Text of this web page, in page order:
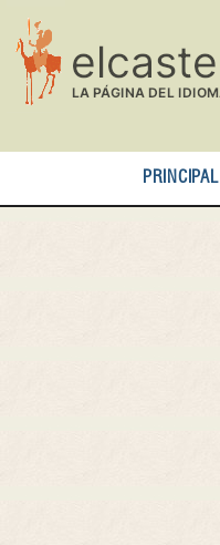
contenido
principal
PRINCIPAL